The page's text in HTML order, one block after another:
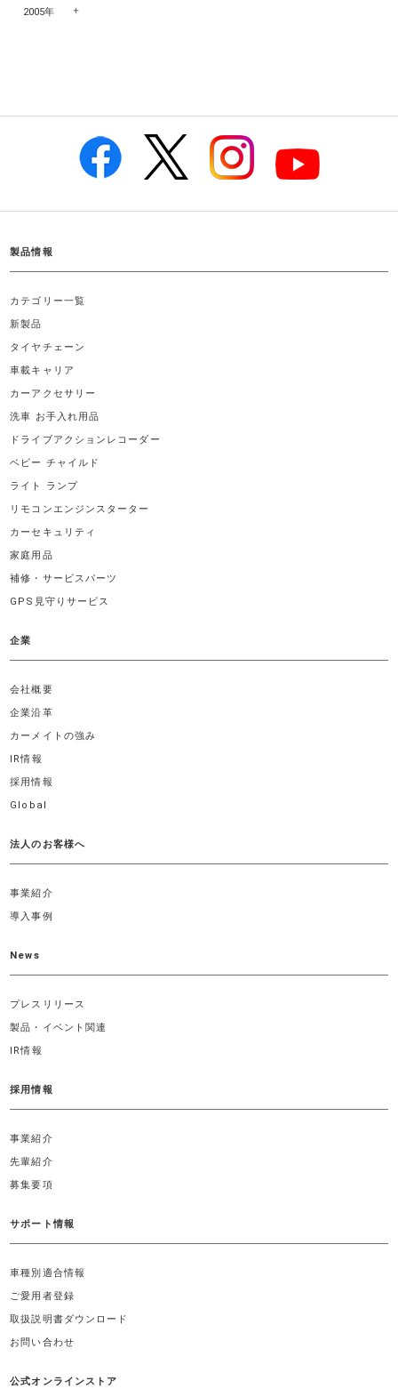
2005年
製品情報
カテゴリー一覧
新製品
タイヤチェーン
車載キャリア
カーアクセサリー
洗車 お手入れ用品
ドライブアクションレコーダー
ベビー チャイルド
ライト ランプ
リモコンエンジンスターター
カーセキュリティ
家庭用品
補修・サービスパーツ
GPS見守りサービス
企業
会社概要
企業沿革
カーメイトの強み
IR情報
採用情報
Global
法人のお客様へ
事業紹介
導入事例
News
プレスリリース
製品・イベント関連
IR情報
採用情報
事業紹介
先輩紹介
募集要項
サポート情報
車種別適合情報
ご愛用者登録
取扱説明書ダウンロード
お問い合わせ
公式オンラインストア